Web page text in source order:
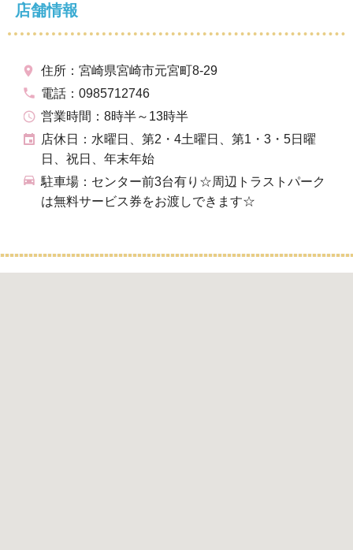
店舗情報
住所：宮崎県宮崎市元宮町8-29
電話：0985712746
営業時間：8時半～13時半
店休日：水曜日、第2・4土曜日、第1・3・5日曜
日、祝日、年末年始
駐車場：センター前3台有り☆周辺トラストパーク
は無料サービス券をお渡しできます☆